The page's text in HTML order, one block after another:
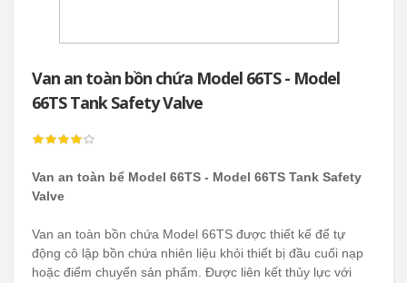
Van an toàn bồn chứa Model 66TS - Model
66TS Tank Safety Valve
Van an toàn bể Model 66TS - Model 66TS Tank Safety
Valve
Van an toàn bồn chứa Model 66TS được thiết kế để tự
động cô lập bồn chứa nhiên liệu khỏi thiết bị đầu cuối nạp
hoặc điểm chuyển sản phẩm. Được liên kết thủy lực với